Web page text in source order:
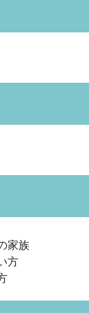
家族
方